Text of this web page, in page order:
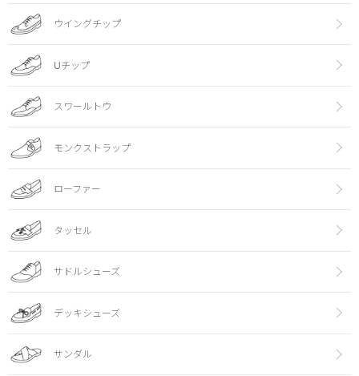
ウイングチップ
Uチップ
スワールトウ
モンクストラップ
ローファー
タッセル
サドルシューズ
デッキシューズ
サンダル